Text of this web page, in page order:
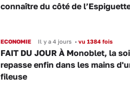
connaître du côté de
ECONOMIE Il y a 4 jours •vu 1384 fois
FAIT DU JOUR À Monoblet, la
repasse enfin dans les mains
fileuse